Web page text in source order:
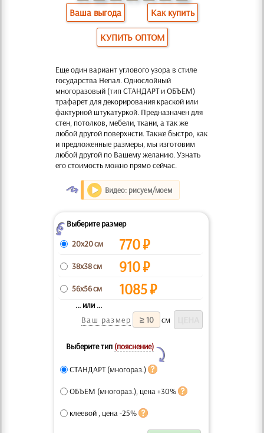
Ваша выгода Как купить
КУПИТЬ ОПТОМ
Еще один вариант углового узора в стиле
государства Непал. Однослойный
многоразовый (тип СТАНДАРТ и ОБЪЕМ)
трафарет для декорирования краской или
фактурной штукатуркой. Предназначен для
стен, потолков, мебели, ткани, а так же
любой другой поверхнсти. Также быстро, как
и предложенные размеры, мы изготовим
любой другой по Вашему желанию. Узнать
его стоимость можно прямо сейчас.
O Видео: рисуем/моем
ZВыберите размер
20x20 см
770₽
38x38 см 910₽
56x56 см 1085₽
... или ...
Ваш размер
см
Выберите тип (пояснение)
Y
СТАНДАРТ (многораз.)
ОБЪЕМ (многораз.), цена +30%
клеевой , цена -25%